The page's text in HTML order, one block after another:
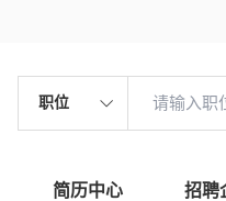
职位
简历中心 招聘